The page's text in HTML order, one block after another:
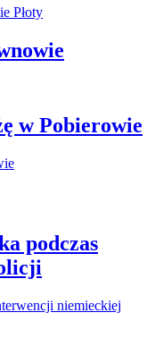
w Pobierowie
podczas